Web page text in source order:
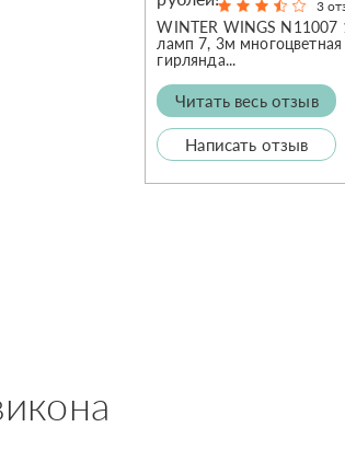
3
WINTER WINGS N11007
ламп 7, 3м многоцветная
гирлянда...
Читать весь отзыв
Написать отзыв